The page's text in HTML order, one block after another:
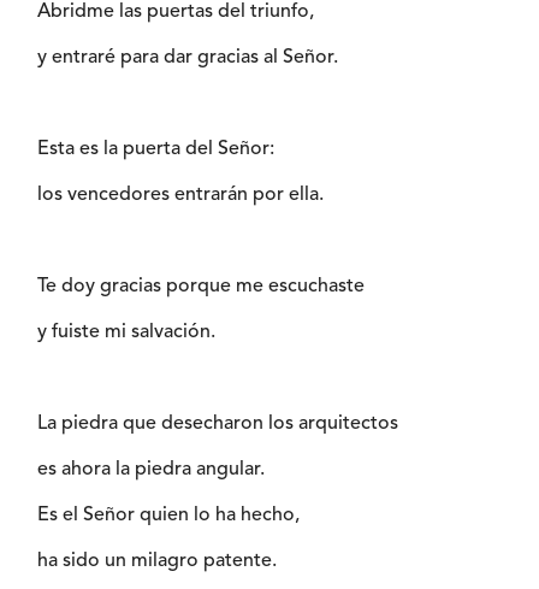
Abridme las puertas del triunfo,
y entraré para dar gracias al Señor.
Esta es la puerta del Señor:
los vencedores entrarán por ella.
Te doy gracias porque me escuchaste
y fuiste mi salvación.
La piedra que desecharon los arquitectos
es ahora la piedra angular.
Es el Señor quien lo ha hecho,
ha sido un milagro patente.